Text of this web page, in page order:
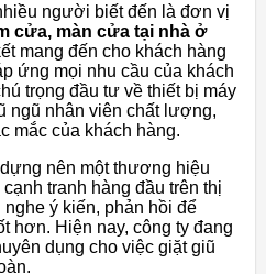
người biết đến là đơn vị
cửa, màn cửa tại nhà ở
mang đến cho khách hàng
ứng mọi nhu cầu của khách
trọng đầu tư về thiết bị máy
ngũ nhân viên chất lượng,
mắc của khách hàng.
nên một thương hiệu
tranh hàng đầu trên thị
ý kiến, phản hồi để
hơn. Hiện nay, công ty đang
dụng cho việc giặt giũ